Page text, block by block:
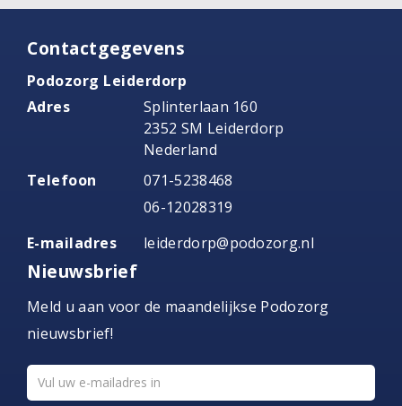
Contactgegevens
Podozorg Leiderdorp
Adres
Splinterlaan 160
2352 SM Leiderdorp
Nederland
Telefoon
071-5238468
06-12028319
E-mailadres
leiderdorp@podozorg.nl
Nieuwsbrief
Meld u aan voor de maandelijkse Podozorg
nieuwsbrief!